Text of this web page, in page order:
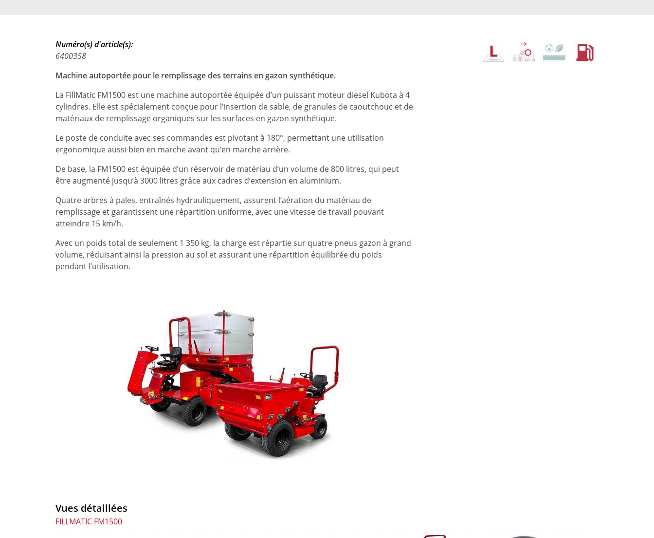
Numéro(s) d'article(s):
6400358
Machine autoportée pour le remplissage des terrains en gazon synthétique.
La FillMatic FM1500 est une machine autoportée équipée d’un puissant moteur diesel Kubota à 4
cylindres. Elle est spécialement conçue pour l’insertion de sable, de granules de caoutchouc et de
matériaux de remplissage organiques sur les surfaces en gazon synthétique.
Le poste de conduite avec ses commandes est pivotant à 180°, permettant une utilisation
ergonomique aussi bien en marche avant qu’en marche arrière.
De base, la FM1500 est équipée d’un réservoir de matériau d’un volume de 800 litres, qui peut
être augmenté jusqu’à 3000 litres grâce aux cadres d’extension en aluminium.
Quatre arbres à pales, entraînés hydrauliquement, assurent l’aération du matériau de
remplissage et garantissent une répartition uniforme, avec une vitesse de travail pouvant
atteindre 15 km/h.
Avec un poids total de seulement 1 350 kg, la charge est répartie sur quatre pneus gazon à grand
volume, réduisant ainsi la pression au sol et assurant une répartition équilibrée du poids
pendant l’utilisation.
Vues détaillées
FILLMATIC FM1500